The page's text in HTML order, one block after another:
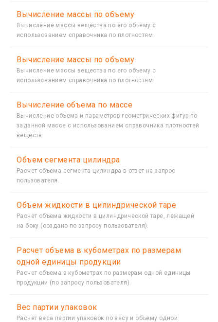
Вычисление массы по объему
Вычисление массы вещества по его объему с
использованием справочника по плотностям
Вычисление массы по объему
Вычисление массы вещества по его объему с
использованием справочника по плотностям
Вычисление объема по массе
Вычисление объема и параметров геометрических фигур по
заданной массе с использованием справочника плотностей
веществ
Объем сегмента цилиндра
Расчет объема сегмента цилиндра в ответ на запрос
пользователя.
Объем жидкости в цилиндрической таре
Расчет объема жидкости в цилиндрической таре, лежащей
на боку (создано по запросу пользователя).
Расчет объема в кубометрах по размерам
одной единицы продукции
Расчет объема в кубометрах по размерам одной единицы
продукции (по запросу пользователя).
Вес партии упаковок
Расчет веса партии упаковок по весу и объему одной